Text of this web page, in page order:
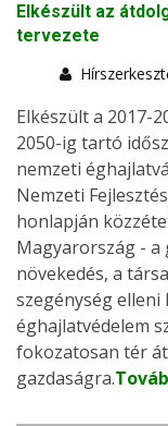
Elkészült az
tervezete
Elkészült a 2017-
2050-ig tartó
nemzeti
Nemzeti
honlapján
Magyarország - a
növekedés, a
szegénység elleni
éghajlatvédelem
fokozatosan tér
gazdaságra.